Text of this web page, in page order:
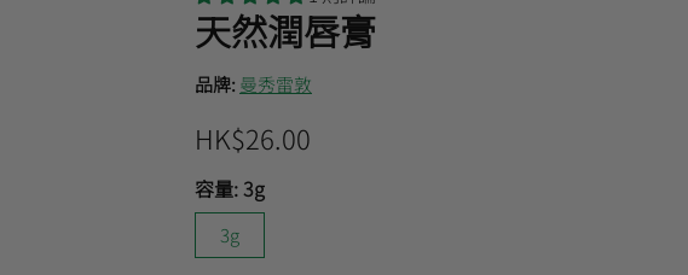
天然潤唇膏
品牌: 曼秀雷敦
HK$26.00
容量:3g
3g